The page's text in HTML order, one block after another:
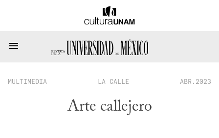
MULTIMEDIA LA CALLE ABR.2023
Arte callejero